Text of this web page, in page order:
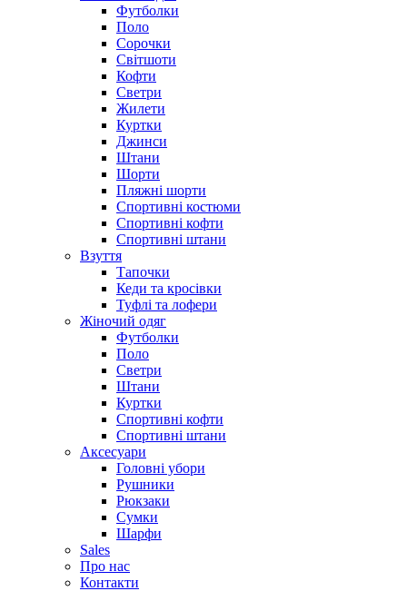
Футболки
Поло
Сорочки
Світшоти
Кофти
Светри
Жилети
Куртки
Джинси
Штани
Шорти
Пляжні шорти
Спортивні костюми
Спортивні кофти
Спортивні штани
Взуття
Тапочки
Кеди та кросівки
Туфлі та лофери
Жіночий одяг
Футболки
Поло
Светри
Штани
Куртки
Cпортивні кофти
Спортивні штани
Аксесуари
Головні убори
Рушники
Рюкзаки
Сумки
Шарфи
Sales
Про нас
Контакти